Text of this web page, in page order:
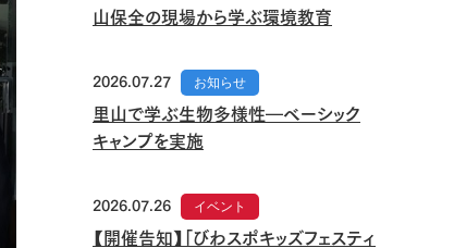
山保全の現場から学ぶ環境教育
2026.07.27 お知らせ
里山で学ぶ生物多様性―ベーシック
キャンプを実施
2026.07.26 イベント
【開催告知】「びわスポキッズフェスティ